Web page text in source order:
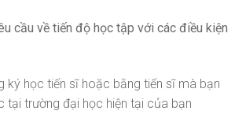
cầu về tiến độ học tập với các điều kiện
ký học tiến sĩ hoặc bằng tiến sĩ mà bạn
tại trường đại học hiện tại của bạn